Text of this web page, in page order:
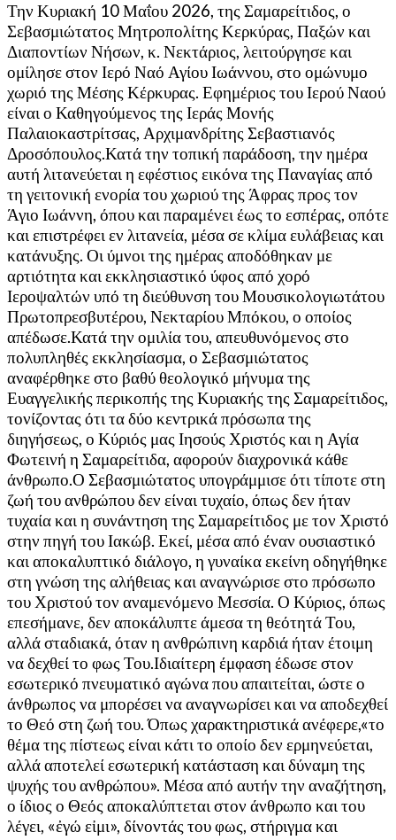
Την Κυριακή 10 Μαΐου 2026, της Σαμαρείτιδος, ο
Σεβασμιώτατος Μητροπολίτης Κερκύρας, Παξών και
Διαποντίων Νήσων, κ. Νεκτάριος, λειτούργησε και
ομίλησε στον Ιερό Ναό Αγίου Ιωάννου, στο ομώνυμο
χωριό της Μέσης Κέρκυρας. Εφημέριος του Ιερού Ναού
είναι ο Καθηγούμενος της Ιεράς Μονής
Παλαιοκαστρίτσας, Αρχιμανδρίτης Σεβαστιανός
Δροσόπουλος.Κατά την τοπική παράδοση, την ημέρα
αυτή λιτανεύεται η εφέστιος εικόνα της Παναγίας από
τη γειτονική ενορία του χωριού της Άφρας προς τον
Άγιο Ιωάννη, όπου και παραμένει έως το εσπέρας, οπότε
και επιστρέφει εν λιτανεία, μέσα σε κλίμα ευλάβειας και
κατάνυξης. Οι ύμνοι της ημέρας αποδόθηκαν με
αρτιότητα και εκκλησιαστικό ύφος από χορό
Ιεροψαλτών υπό τη διεύθυνση του Μουσικολογιωτάτου
Πρωτοπρεσβυτέρου, Νεκταρίου Μπόκου, ο οποίος
απέδωσε.Κατά την ομιλία του, απευθυνόμενος στο
πολυπληθές εκκλησίασμα, ο Σεβασμιώτατος
αναφέρθηκε στο βαθύ θεολογικό μήνυμα της
Ευαγγελικής περικοπής της Κυριακής της Σαμαρείτιδος,
τονίζοντας ότι τα δύο κεντρικά πρόσωπα της
διηγήσεως, ο Κύριός μας Ιησούς Χριστός και η Αγία
Φωτεινή η Σαμαρείτιδα, αφορούν διαχρονικά κάθε
άνθρωπο.Ο Σεβασμιώτατος υπογράμμισε ότι τίποτε στη
ζωή του ανθρώπου δεν είναι τυχαίο, όπως δεν ήταν
τυχαία και η συνάντηση της Σαμαρείτιδος με τον Χριστό
στην πηγή του Ιακώβ. Εκεί, μέσα από έναν ουσιαστικό
και αποκαλυπτικό διάλογο, η γυναίκα εκείνη οδηγήθηκε
στη γνώση της αλήθειας και αναγνώρισε στο πρόσωπο
του Χριστού τον αναμενόμενο Μεσσία. Ο Κύριος, όπως
επεσήμανε, δεν αποκάλυπτε άμεσα τη θεότητά Του,
αλλά σταδιακά, όταν η ανθρώπινη καρδιά ήταν έτοιμη
να δεχθεί το φως Του.Ιδιαίτερη έμφαση έδωσε στον
εσωτερικό πνευματικό αγώνα που απαιτείται, ώστε ο
άνθρωπος να μπορέσει να αναγνωρίσει και να αποδεχθεί
το Θεό στη ζωή του. Όπως χαρακτηριστικά ανέφερε,«το
θέμα της πίστεως είναι κάτι το οποίο δεν ερμηνεύεται,
αλλά αποτελεί εσωτερική κατάσταση και δύναμη της
ψυχής του ανθρώπου». Μέσα από αυτήν την αναζήτηση,
ο ίδιος ο Θεός αποκαλύπτεται στον άνθρωπο και του
λέγει, «ἐγώ εἰμι», δίνοντάς του φως, στήριγμα και